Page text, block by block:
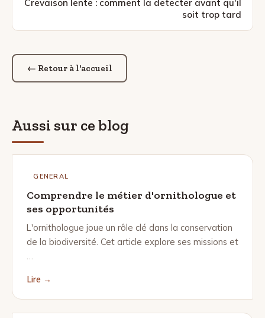
Crevaison lente : comment la detecter avant qu'il
soit trop tard
← Retour à l'accueil
Aussi sur ce blog
GENERAL
Comprendre le métier d'ornithologue et
ses opportunités
L'ornithologue joue un rôle clé dans la conservation
de la biodiversité. Cet article explore ses missions et
…
Lire →